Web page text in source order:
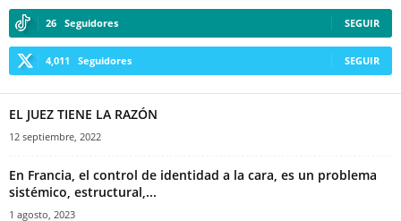
26 Seguidores SEGUIR
4,011 Seguidores SEGUIR
EL JUEZ TIENE LA RAZÓN
12 septiembre, 2022
En Francia, el control de identidad a la cara, es un problema
sistémico, estructural,...
1 agosto, 2023